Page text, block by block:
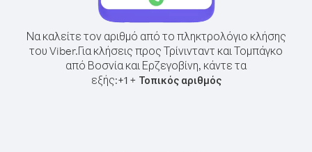
Να καλείτε τον αριθμό από το πληκτρολόγιο κλήσης
του Viber.Για κλήσεις προς Τρίνινταντ και Τομπάγκο
από Βοσνία και Ερζεγοβίνη, κάντε τα
εξής:+1+ Τοπικός αριθμός